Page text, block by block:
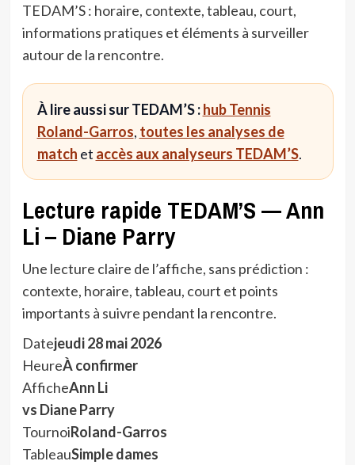
TEDAM’S : horaire, contexte, tableau, court,
informations pratiques et éléments à surveiller
autour de la rencontre.
À lire aussi sur TEDAM’S : hub Tennis
Roland-Garros, toutes les analyses de
match et accès aux analyseurs TEDAM’S.
Lecture rapide TEDAM’S — Ann
Li – Diane Parry
Une lecture claire de l’affiche, sans prédiction :
contexte, horaire, tableau, court et points
importants à suivre pendant la rencontre.
Datejeudi 28 mai 2026
HeureÀ confirmer
AfficheAnn Li
vs Diane Parry
TournoiRoland-Garros
TableauSimple dames